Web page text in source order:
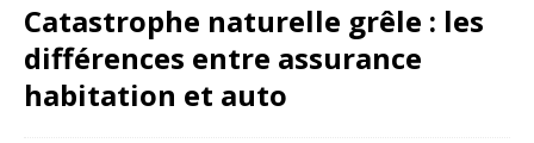
Catastrophe naturelle grêle : les
différences entre assurance
habitation et auto